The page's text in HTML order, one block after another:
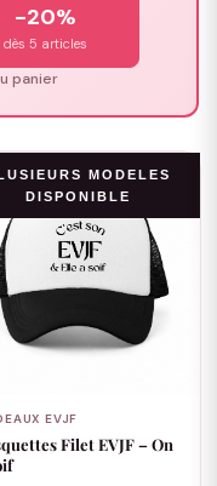
-20%
dès 5 articles
panier
MODELES
DISPONIBLE
EVJF
Filet EVJF – On